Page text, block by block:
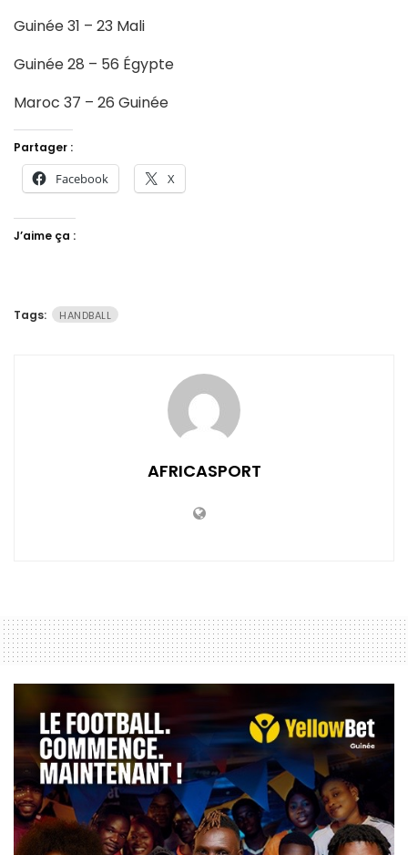
Guinée 31 – 23 Mali
Guinée 28 – 56 Égypte
Maroc 37 – 26 Guinée
Partager :
Facebook X
J’aime ça :
Tags: HANDBALL
AFRICASPORT